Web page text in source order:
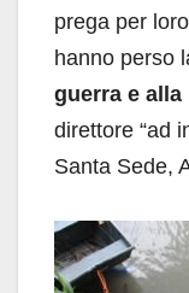
prega per
hanno perso
guerra e alla
direttore “ad
Santa Sede,